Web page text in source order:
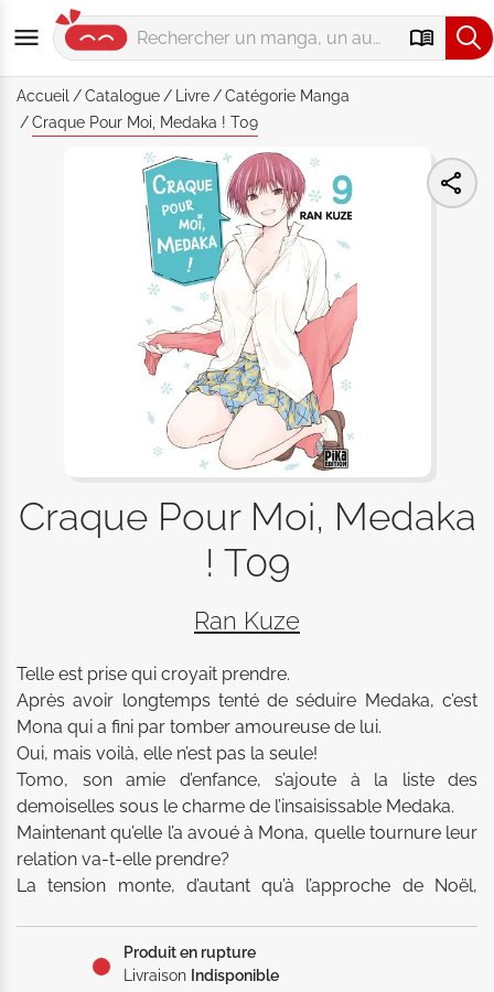
Accueil Catalogue Livre Catégorie Manga
Craque Pour Moi, Medaka ! T09
Craque Pour Moi, Medaka
! T09
Ran Kuze
Telle est prise qui croyait prendre.
Après avoir longtemps tenté de séduire Medaka, c’est
Mona qui a fini par tomber amoureuse de lui.
Oui, mais voilà, elle n’est pas la seule!
Tomo, son amie d’enfance, s’ajoute à la liste des
demoiselles sous le charme de l’insaisissable Medaka.
Maintenant qu’elle l’a avoué à Mona, quelle tournure leur
relation va-t-elle prendre?
La tension monte, d’autant qu’à l’approche de Noël,
Produit en rupture
Livraison Indisponible